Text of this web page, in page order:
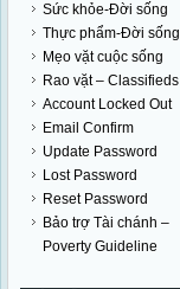
Sức khỏe-Đời sống
Thực phẩm-Đời sống
Mẹo vặt cuộc sống
Rao vặt – Classifieds
Account Locked Out
Email Confirm
Update Password
Lost Password
Reset Password
Bảo trợ Tài chánh –
Poverty Guideline